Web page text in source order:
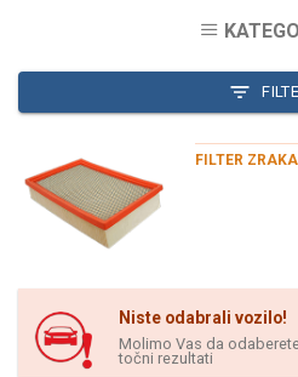
FILTER ZRAKA
Niste odabrali vozilo!
Molimo Vas da
točni rezultati